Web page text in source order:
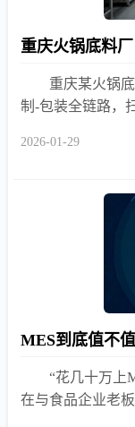
重庆某火锅
制-包装全链路，
2026-01-29
MES到底值不
“花几十万上
在与食品企业老